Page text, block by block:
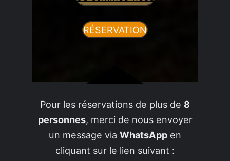
RÉSERVATION
Pour les réservations de plus de 8
personnes, merci de nous envoyer
un message via WhatsApp en
cliquant sur le lien suivant :